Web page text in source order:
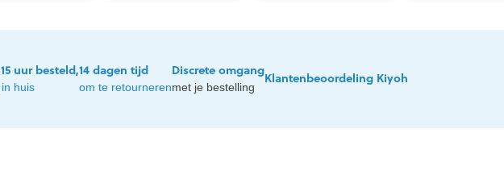
uur besteld,
huis
14 dagen tijd
om te retourneren
Discrete omgang
met je bestelling
Klantenbeoordeling Kiyoh